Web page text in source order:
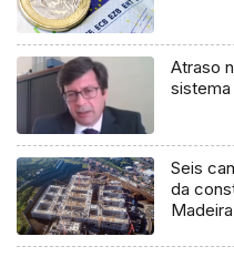
Atraso
Seis
da
Madeira